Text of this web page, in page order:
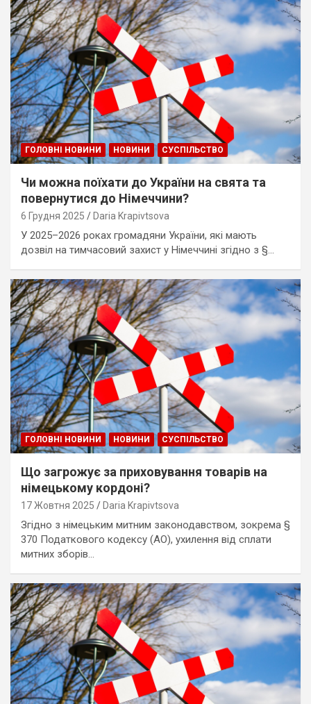
ГОЛОВНІ НОВИНИ НОВИНИ СУСПІЛЬСТВО
Чи можна поїхати до України на свята та
повернутися до Німеччини?
6 Грудня 2025 Daria Krapivtsova
У 2025–2026 роках громадяни України, які мають
дозвіл на тимчасовий захист у Німеччині згідно з §…
ГОЛОВНІ НОВИНИ НОВИНИ СУСПІЛЬСТВО
Що загрожує за приховування товарів на
німецькому кордоні?
17 Жовтня 2025 Daria Krapivtsova
Згідно з німецьким митним законодавством, зокрема §
370 Податкового кодексу (AO), ухилення від сплати
митних зборів…